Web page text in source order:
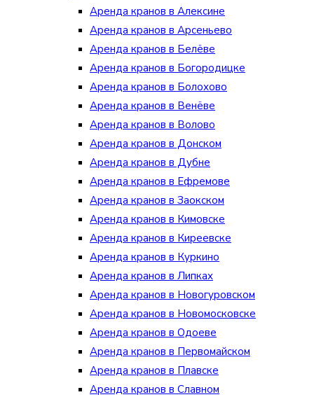
Аренда кранов в Алексине
Аренда кранов в Арсеньево
Аренда кранов в Белёве
Аренда кранов в Богородицке
Аренда кранов в Болохово
Аренда кранов в Венёве
Аренда кранов в Волово
Аренда кранов в Донском
Аренда кранов в Дубне
Аренда кранов в Ефремове
Аренда кранов в Заокском
Аренда кранов в Кимовске
Аренда кранов в Киреевске
Аренда кранов в Куркино
Аренда кранов в Липках
Аренда кранов в Новогуровском
Аренда кранов в Новомосковске
Аренда кранов в Одоеве
Аренда кранов в Первомайском
Аренда кранов в Плавске
Аренда кранов в Славном